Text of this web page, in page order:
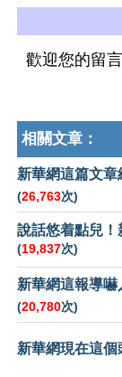
歡迎您的留言
相關文章：
新華網這篇文
(26,763次)
說話悠着點兒
(19,837次)
新華網這報導嚇
(20,780次)
新華網現在這